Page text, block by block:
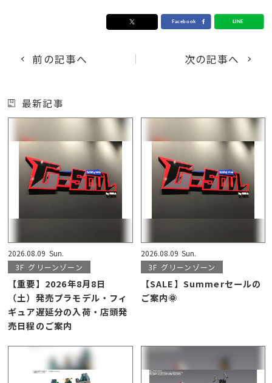
前の記事へ 次の記事へ
最新記事
2026.08.09 Sun.
3F グリーンゾーン
【重要】2026年8月8日
（土）発売プラモデル・フィ
ギュア遅延分の入荷・店頭発
売日程のご案内
2026.08.09 Sun.
3F グリーンゾーン
【SALE】Summerセールの
ご案内🌞